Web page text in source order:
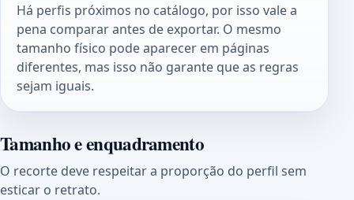
Há perfis próximos no catálogo, por isso vale a
pena comparar antes de exportar. O mesmo
tamanho físico pode aparecer em páginas
diferentes, mas isso não garante que as regras
sejam iguais.
Tamanho e enquadramento
O recorte deve respeitar a proporção do perfil sem
esticar o retrato.